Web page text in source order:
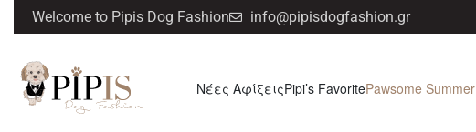
Welcome to Pipis Dog Fashion info@pipisdogfashion.gr
Νέες ΑφίξειςPipi’s FavoritePawsome Summer